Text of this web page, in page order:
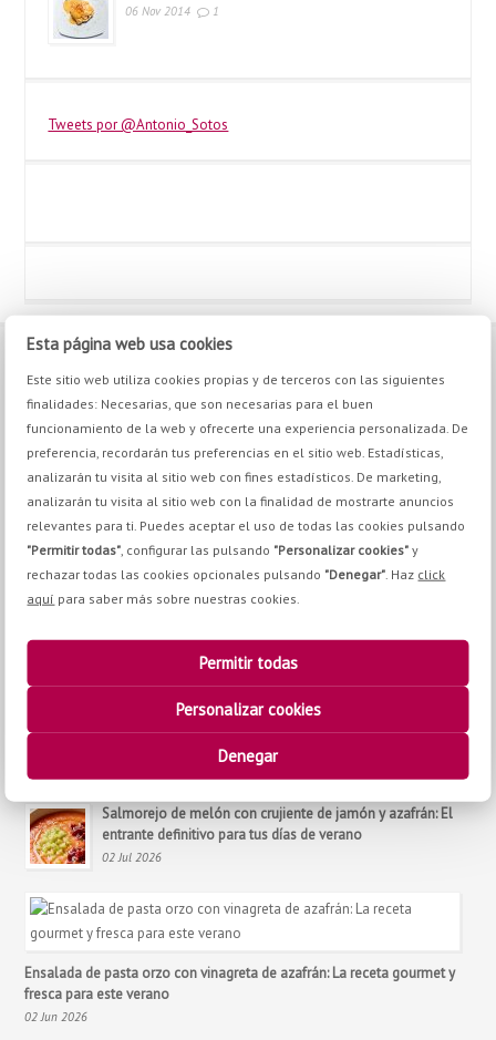
Esta página web usa cookies
Este sitio web utiliza cookies propias y de terceros con las siguientes
finalidades: Necesarias, que son necesarias para el buen
funcionamiento de la web y ofrecerte una experiencia personalizada. De
preferencia, recordarán tus preferencias en el sitio web. Estadísticas,
analizarán tu visita al sitio web con fines estadísticos. De marketing,
analizarán tu visita al sitio web con la finalidad de mostrarte anuncios
relevantes para ti. Puedes aceptar el uso de todas las cookies pulsando
"Permitir todas" , configurar las pulsando "Personalizar cookies" y
rechazar todas las cookies opcionales pulsando "Denegar" . Haz click
aquí para saber más sobre nuestras cookies.
Permitir todas
Personalizar cookies
Denegar
06 Nov 2014 1
Tweets por @Antonio_Sotos
CONTACT
Pq. Emp. Campollano. Calle H, nº8 02007, Albacete
+34 967 21 70 30
+34 967 24 11 02
info@antoniosotos.com
YOU BE INTERESTED IN
Judías blancas con espinacas al azafrán y pimentón: El potaje express
05 Ago 2026
Salmorejo de melón con crujiente de jamón y azafrán: El
entrante definitivo para tus días de verano
02 Jul 2026
Ensalada de pasta orzo con vinagreta de azafrán: La receta gourmet y
fresca para este verano
02 Jun 2026